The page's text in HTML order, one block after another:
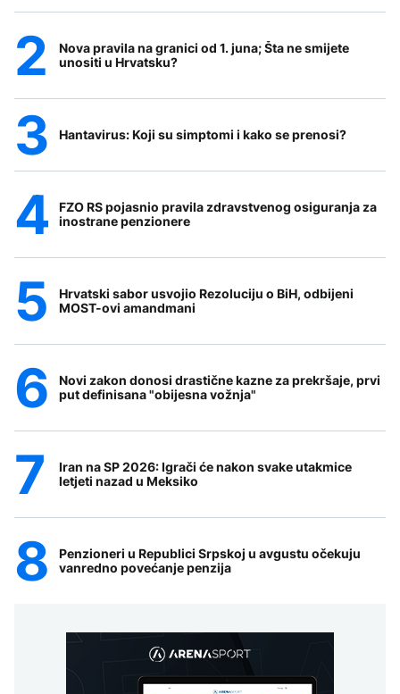
Nova pravila na granici od 1. juna; Šta ne smijete
unositi u Hrvatsku?
Hantavirus: Koji su simptomi i kako se prenosi?
FZO RS pojasnio pravila zdravstvenog osiguranja za
inostrane penzionere
Hrvatski sabor usvojio Rezoluciju o BiH, odbijeni
MOST-ovi amandmani
Novi zakon donosi drastične kazne za prekršaje, prvi
put definisana "obijesna vožnja"
Iran na SP 2026: Igrači će nakon svake utakmice
letjeti nazad u Meksiko
Penzioneri u Republici Srpskoj u avgustu očekuju
vanredno povećanje penzija